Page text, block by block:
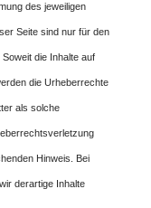
des jeweiligen
Seite sind nur für den
die Inhalte auf
die Urheberrechte
als solche
Hinweis. Bei
derartige Inhalte